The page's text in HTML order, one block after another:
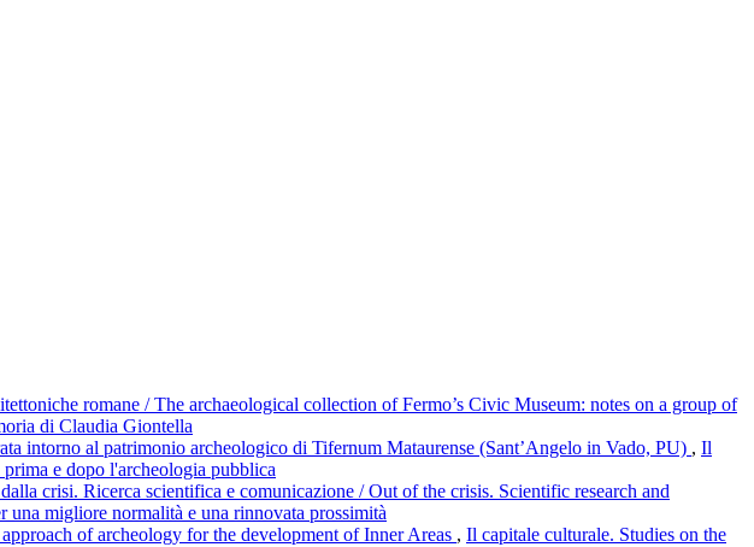
romane / The archaeological collection of Fermo’s Civic Museum: notes on a group of
di Claudia Giontella
intorno al patrimonio archeologico di Tifernum Mataurense (Sant’Angelo in Vado, PU) , Il
e dopo l'archeologia pubblica
crisi. Ricerca scientifica e comunicazione / Out of the crisis. Scientific research and
migliore normalità e una rinnovata prossimità
of archeology for the development of Inner Areas , Il capitale culturale. Studies on the